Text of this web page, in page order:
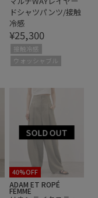
ドシャツパンツ/接触
冷感
¥25,300
接触冷感
ウォッシャブル
40%OFF
ADAM ET ROPÉ
FEMME